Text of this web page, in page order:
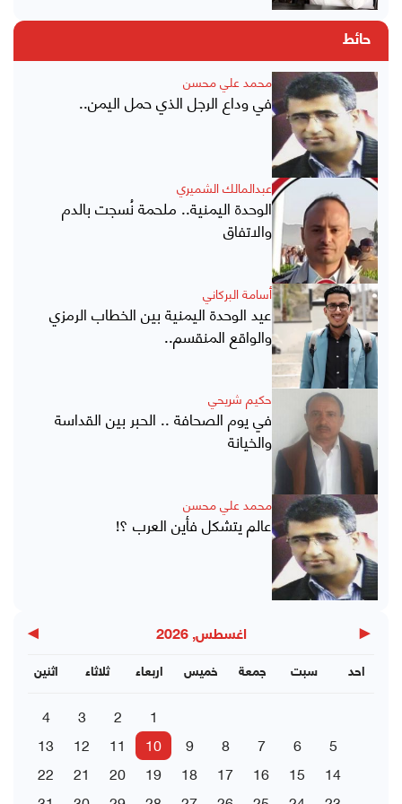
حائط
محمد علي محسن
في وداع الرجل الذي حمل اليمن..
عبدالمالك الشميري
الوحدة اليمنية.. ملحمة نُسجت بالدم
والاتفاق
أسامة البركاني
عيد الوحدة اليمنية بين الخطاب الرمزي
والواقع المنقسم..
حكيم شريحي
في يوم الصحافة .. الحبر بين القداسة
والخيانة
محمد علي محسن
عالم يتشكل فأين العرب ؟!
◀ اغسطس, 2026 ▶
اثنين ثلاثاء اربعاء خميس جمعة سبت احد
1
2
3
4
5
6
7
8
9
10
11
12
13
14
15
16
17
18
19
20
21
22